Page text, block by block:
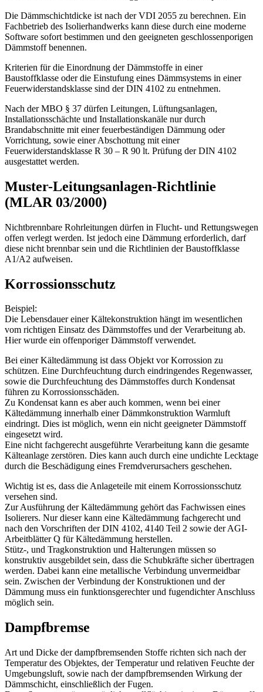
Die Dämmschichtdicke ist nach der VDI 2055 zu berechnen. Ein
Fachbetrieb des Isolierhandwerks kann diese durch eine moderne
Software sofort bestimmen und den geeigneten geschlossenporigen
Dämmstoff benennen.
Kriterien für die Einordnung der Dämmstoffe in einer
Baustoffklasse oder die Einstufung eines Dämmsystems in einer
Feuerwiderstandsklasse sind der DIN 4102 zu entnehmen.
Nach der MBO § 37 dürfen Leitungen, Lüftungsanlagen,
Installationsschächte und Installationskanäle nur durch
Brandabschnitte mit einer feuerbeständigen Dämmung oder
Vorrichtung, sowie einer Abschottung mit einer
Feuerwiderstandsklasse R 30 – R 90 lt. Prüfung der DIN 4102
ausgestattet werden.
Muster-Leitungsanlagen-Richtlinie
(MLAR 03/2000)
Nichtbrennbare Rohrleitungen dürfen in Flucht- und Rettungswegen
offen verlegt werden. Ist jedoch eine Dämmung erforderlich, darf
diese nicht brennbar sein und die Richtlinien der Baustoffklasse
A1/A2 aufweisen.
Korrossionsschutz
Beispiel:
Die Lebensdauer einer Kältekonstruktion hängt im wesentlichen
vom richtigen Einsatz des Dämmstoffes und der Verarbeitung ab.
Hier wurde ein offenporiger Dämmstoff verwendet.
Bei einer Kältedämmung ist dass Objekt vor Korrossion zu
schützen. Eine Durchfeuchtung durch eindringendes Regenwasser,
sowie die Durchfeuchtung des Dämmstoffes durch Kondensat
führen zu Korrossionsschäden.
Zu Kondensat kann es aber auch kommen, wenn bei einer
Kältedämmung innerhalb einer Dämmkonstruktion Warmluft
eindringt. Dies ist möglich, wenn ein nicht geeigneter Dämmstoff
eingesetzt wird.
Eine nicht fachgerecht ausgeführte Verarbeitung kann die gesamte
Kälteanlage zerstören. Dies kann auch durch eine undichte Lecktage
durch die Beschädigung eines Fremdverursachers geschehen.
Wichtig ist es, dass die Anlageteile mit einem Korrossionsschutz
versehen sind.
Zur Ausführung der Kältedämmung gehört das Fachwissen eines
Isolierers. Nur dieser kann eine Kältedämmung fachgerecht und
nach den Vorschriften der DIN 4102, 4140 Teil 2 sowie der AGI-
Arbeitblätter Q für Kältedämmung herstellen.
Stütz-, und Tragkonstruktion und Halterungen müssen so
konstruktiv ausgebildet sein, dass die Schubkräfte sicher übertragen
werden. Dabei kann eine metallische Verbindung unvermeidbar
sein. Zwischen der Verbindung der Konstruktionen und der
Dämmung muss ein funktionsgerechter und fugendichter Anschluss
möglich sein.
Dampfbremse
Art und Dicke der dampfbremsenden Stoffe richten sich nach der
Temperatur des Objektes, der Temperatur und relativen Feuchte der
Umgebungsluft, sowie nach der dampfbremsenden Wirkung der
Dämmschicht, einschließlich der Fugen.